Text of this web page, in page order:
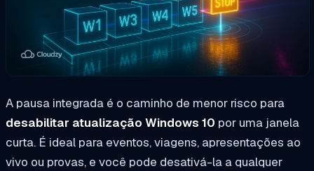
A pausa integrada é o caminho de menor risco para
desabilitar atualização Windows 10 por uma janela
curta. É ideal para eventos, viagens, apresentações ao
vivo ou provas, e você pode desativá-la a qualquer